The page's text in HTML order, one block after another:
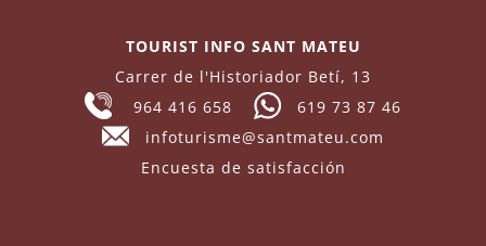
TOURIST INFO SANT MATEU
Carrer de l'Historiador Betí, 13
964 416 658
619 73 87 46
infoturisme@santmateu.com
Encuesta de satisfacción